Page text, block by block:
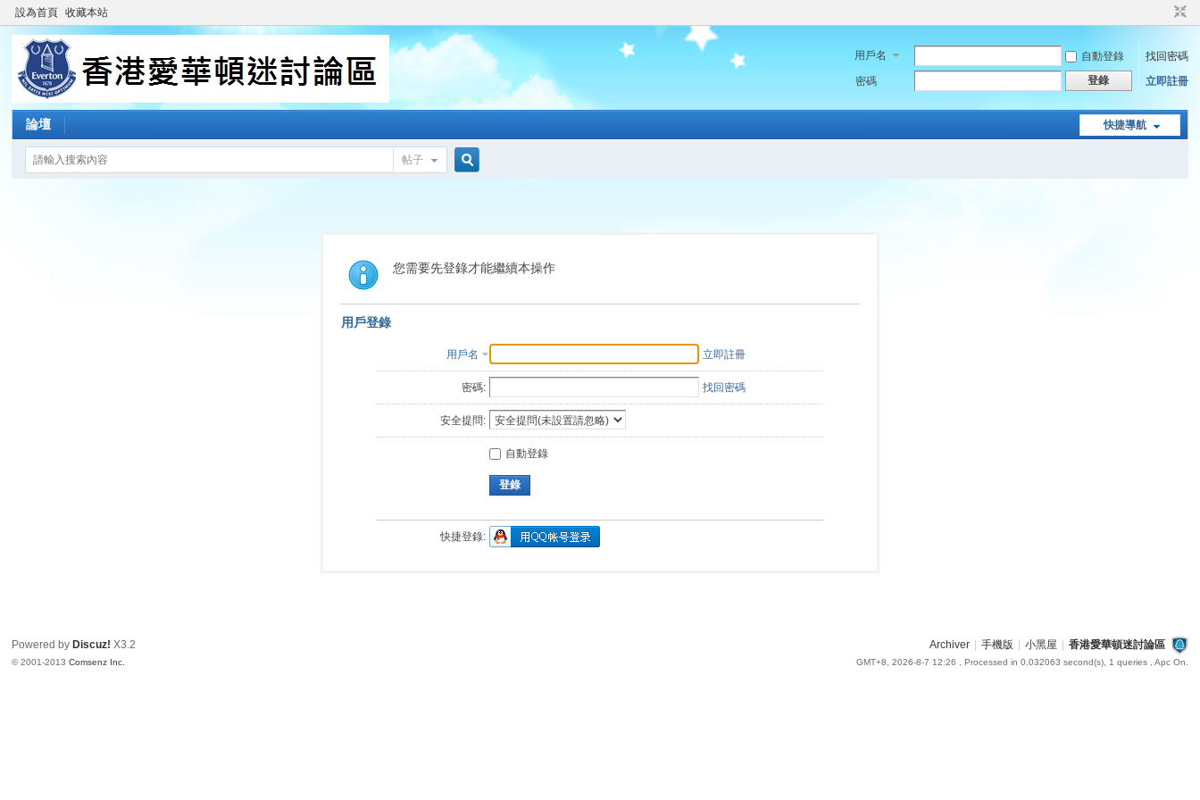
設為首頁 收藏本站
用戶名 自動登錄
找回密碼
密碼
登錄 立即註冊
快捷導航
論壇
帖子
索
您需要先登錄才能繼續本操作
用戶登錄
用戶名 立即註冊
密碼: 找回密碼
安全提問:
自動登錄
登錄
快捷登錄:
Archiver 手機版 小黑屋 香港愛華頓迷討論區
GMT+8, 2026-8-7 12:26 , Processed in 0.032063 second(s), 1 queries , Apc On.
Powered by Discuz! X3.2
© 2001-2013Comsenz Inc.